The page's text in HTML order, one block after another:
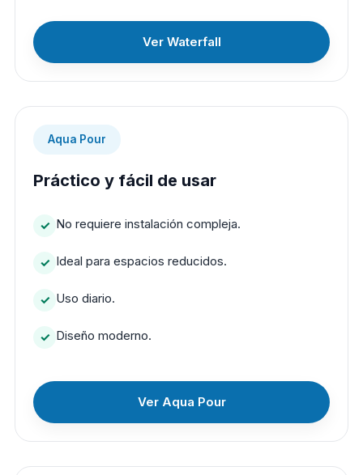
Ver Waterfall
Aqua Pour
Práctico y fácil de usar
No requiere instalación compleja.
Ideal para espacios reducidos.
Uso diario.
Diseño moderno.
Ver Aqua Pour